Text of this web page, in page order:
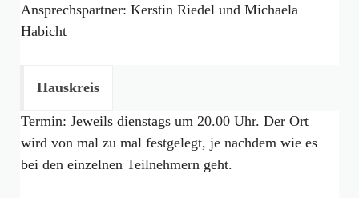
Ansprechspartner: Kerstin Riedel und Michaela
Habicht
Hauskreis
Termin: Jeweils dienstags um 20.00 Uhr. Der Ort
wird von mal zu mal festgelegt, je nachdem wie es
bei den einzelnen Teilnehmern geht.